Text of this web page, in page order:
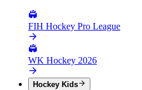
FIH Hockey Pro League
WK Hockey 2026
Hockey Kids